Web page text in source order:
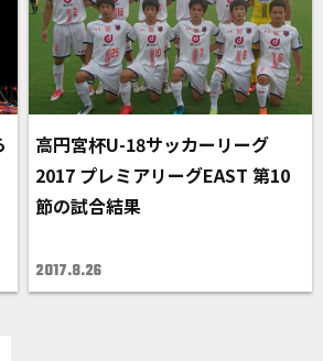
高円宮杯U-18サッカーリーグ
2017 プレミアリーグEAST 第10
節の試合結果
2017.8.26